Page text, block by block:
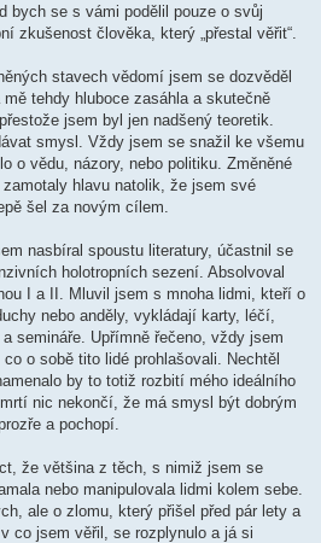
bych se s vámi podělil pouze o svůj
zkušenost člověka, který „přestal věřit“.
stavech vědomí jsem se dozvěděl
tehdy hluboce zasáhla a skutečně
jsem byl jen nadšený teoretik.
smysl. Vždy jsem se snažil ke všemu
o vědu, názory, nebo politiku. Změněné
hlavu natolik, že jsem své
šel za novým cílem.
nasbíral spoustu literatury, účastnil se
holotropních sezení. Absolvoval
I a II. Mluvil jsem s mnoha lidmi, kteří o
nebo anděly, vykládají karty, léčí,
semináře. Upřímně řečeno, vždy jsem
o sobě tito lidé prohlašovali. Nechtěl
by to totiž rozbití mého ideálního
nic nekončí, že má smysl být dobrým
a pochopí.
že většina z těch, s nimiž jsem se
nebo manipulovala lidmi kolem sebe.
ale o zlomu, který přišel před pár lety a
co jsem věřil, se rozplynulo a já si